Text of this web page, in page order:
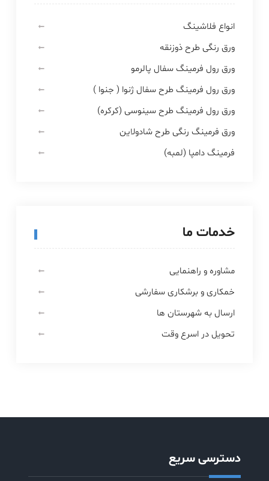
انواع فلاشینگ
ورق رنگی طرح ذوزنقه
ورق رول فرمینگ سفال پالرمو
ورق رول فرمینگ طرح سفال ژنوا ( جنوا )
ورق رول فرمینگ طرح سینوسی (کرکره)
ورق فرمینگ رنگی طرح شادولاین
فرمینگ دامپا (لمبه)
خدمات ما
مشاوره و راهنمایی
خمکاری و برشکاری سفارشی
ارسال به شهرستان ها
تحویل در اسرع وقت
دسترسی سریع